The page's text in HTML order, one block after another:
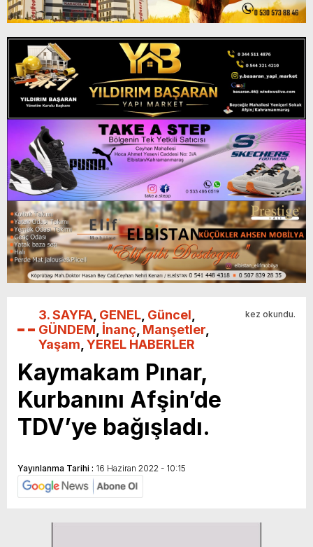
3. SAYFA GENEL Güncel
GÜNDEM İnanç Manşetler
Yaşam YEREL HABERLER
kez okundu.
Kaymakam Pınar,
Kurbanını Afşin’de
TDV’ye bağışladı.
Yayınlanma Tarihi : 16 Haziran 2022 - 10:15